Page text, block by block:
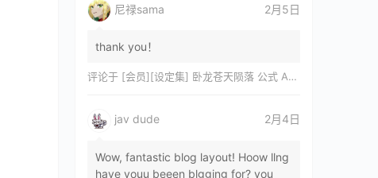
尼禄sama 2月5日
thank you！
评论于 [会员][设定集] 卧龙苍天陨落 公式 ARTWORKS[DL]
jav dude 2月4日
Wow, fantastic blog layout! Hoow llng
have youu beeen blgging for? you